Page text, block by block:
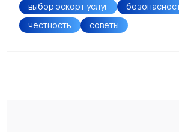
выбор эскорт услуг
честность
советы